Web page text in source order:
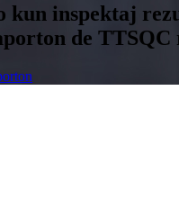
kun inspektaj
de